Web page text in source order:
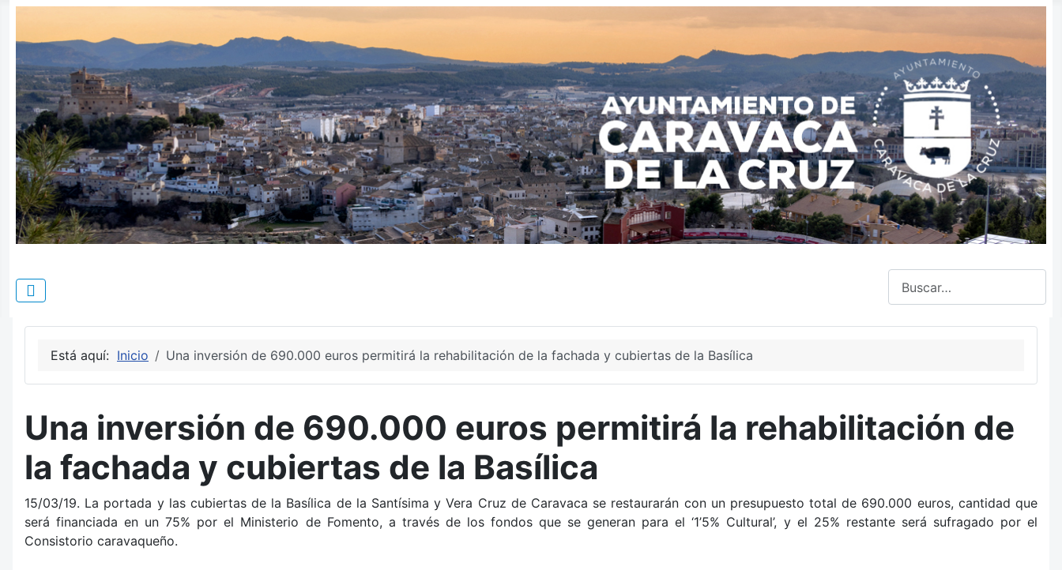
Está aquí: Inicio Una inversión de 690.000 euros permitirá la rehabilitación de la fachada y cubiertas de la Basílica
Una inversión de 690.000 euros permitirá la rehabilitación de
la fachada y cubiertas de la Basílica
15/03/19. La portada y las cubiertas de la Basílica de la Santísima y Vera Cruz de Caravaca se restaurarán con un presupuesto total de 690.000 euros, cantidad que
será financiada en un 75% por el Ministerio de Fomento, a través de los fondos que se generan para el ‘1’5% Cultural’, y el 25% restante será sufragado por el
Consistorio caravaqueño.